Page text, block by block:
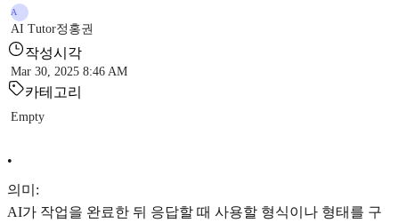
A
AI Tutor정홍권
작성시각
Mar 30, 2025 8:46 AM
카테고리
Empty
•
의미:
AI가 작업을 완료한 뒤 응답할 때 사용할 형식이나 형태를 구